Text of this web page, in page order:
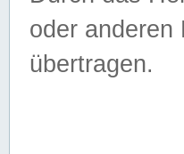
oder anderen
übertragen.